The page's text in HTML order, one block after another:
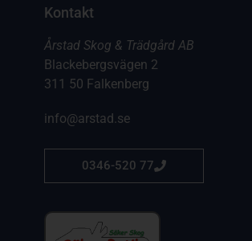
Kontakt
Årstad Skog & Trädgård AB
Blackebergsvägen 2
311 50 Falkenberg
info@arstad.se
0346-520 77